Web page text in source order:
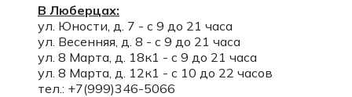
В Люберцах:
ул. Юности, д. 7 - с 9 до 21 часа
ул. Весенняя, д. 8 - с 9 до 21 часа
ул. 8 Марта, д. 18к1 - с 9 до 21 часа
ул. 8 Марта, д. 12к1 - с 10 до 22 часов
тел.: +7(999)346-5066